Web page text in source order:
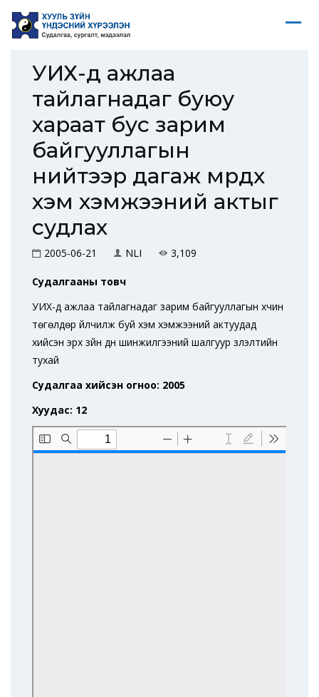
УИХ-д ажлаа
тайлагнадаг буюу
хараат бус зарим
байгууллагын
нийтээр дагаж мөрдөх
хэм хэмжээний актыг
судлах
2005-06-21 NLI 3,109
Судалгааны товч
УИХ-д ажлаа тайлагнадаг зарим байгууллагын хүчин
төгөлдөр үйлчилж буй хэм хэмжээний актуудад
хийсэн эрх зүйн дүн шинжилгээний шалгуур үзүүлэлтийн
тухай
Судалгаа хийсэн огноо: 2005
Хуудас: 12